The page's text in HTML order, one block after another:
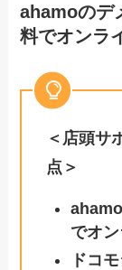
ahamoのデ
料でオンラ
＜店頭サ
点＞
でオ
ドコ